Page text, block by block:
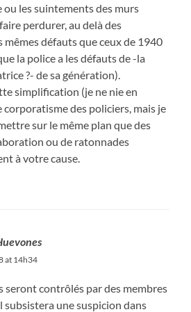
les suintements des murs
perdurer, au delà des
mêmes défauts que ceux de 1940
la police a les défauts de -la
?- de sa génération).
simplification (je ne nie en
corporatisme des policiers, mais je
sur le même plan que des
ou de ratonnades
à votre cause.
at 14h34
seront contrôlés par des membres
une suspicion dans